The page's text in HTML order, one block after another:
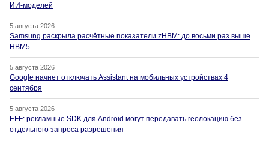
ИИ-моделей
5 августа 2026
Samsung раскрыла расчётные показатели zHBM: до восьми раз выше
HBM5
5 августа 2026
Google начнет отключать Assistant на мобильных устройствах 4
сентября
5 августа 2026
EFF: рекламные SDK для Android могут передавать геолокацию без
отдельного запроса разрешения